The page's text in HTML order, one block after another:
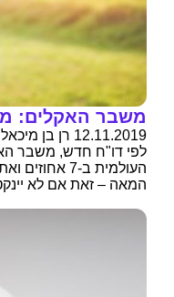
משבר האקלים:
12.11.2019 רן בן מיכאל
לפי דו"ח חדש, משבר
המאה – זאת אם לא